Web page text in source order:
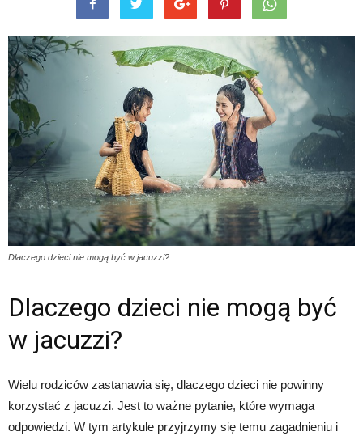
Dlaczego dzieci nie mogą być w jacuzzi?
Dlaczego dzieci nie mogą być
w jacuzzi?
Wielu rodziców zastanawia się, dlaczego dzieci nie powinny
korzystać z jacuzzi. Jest to ważne pytanie, które wymaga
odpowiedzi. W tym artykule przyjrzymy się temu zagadnieniu i